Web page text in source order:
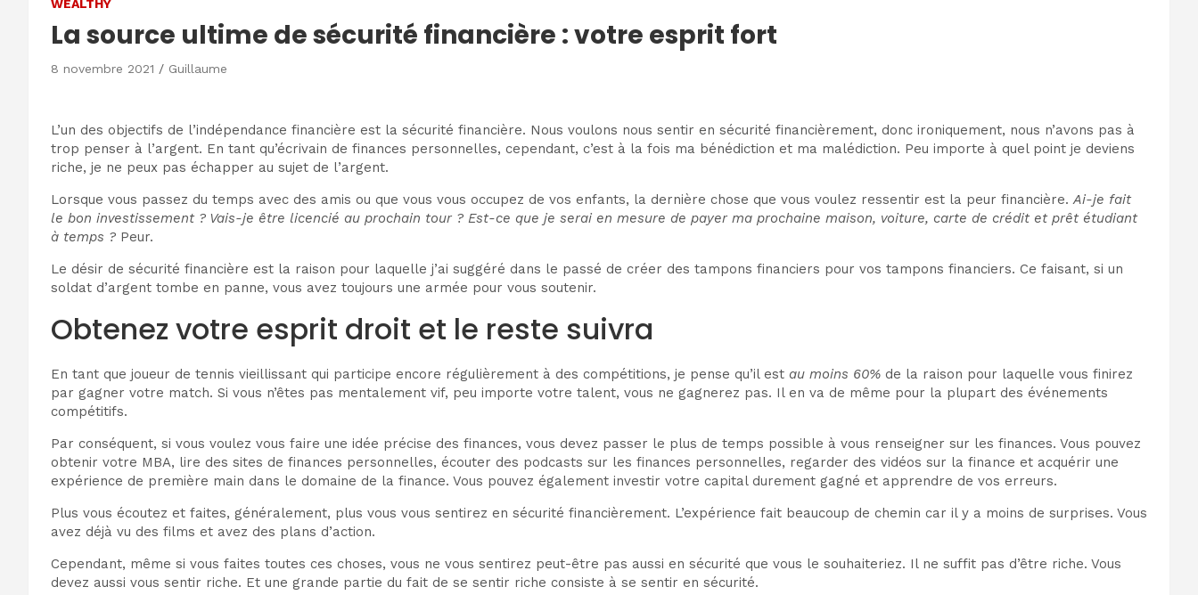
WEALTHY
La source ultime de sécurité financière : votre esprit fort
8 novembre 2021 Guillaume
L’un des objectifs de l’indépendance financière est la sécurité financière. Nous voulons nous sentir en sécurité financièrement, donc ironiquement, nous n’avons pas à
trop penser à l’argent. En tant qu’écrivain de finances personnelles, cependant, c’est à la fois ma bénédiction et ma malédiction. Peu importe à quel point je deviens
riche, je ne peux pas échapper au sujet de l’argent.
Lorsque vous passez du temps avec des amis ou que vous vous occupez de vos enfants, la dernière chose que vous voulez ressentir est la peur financière.Ai-je fait
le bon investissement ? Vais-je être licencié au prochain tour ? Est-ce que je serai en mesure de payer ma prochaine maison, voiture, carte de crédit et prêt étudiant
à temps ? Peur.
Le désir de sécurité financière est la raison pour laquelle j’ai suggéré dans le passé de créer des tampons financiers pour vos tampons financiers. Ce faisant, si un
soldat d’argent tombe en panne, vous avez toujours une armée pour vous soutenir.
Obtenez votre esprit droit et le reste suivra
En tant que joueur de tennis vieillissant qui participe encore régulièrement à des compétitions, je pense qu’il est au moins 60% de la raison pour laquelle vous finirez
par gagner votre match. Si vous n’êtes pas mentalement vif, peu importe votre talent, vous ne gagnerez pas. Il en va de même pour la plupart des événements
compétitifs.
Par conséquent, si vous voulez vous faire une idée précise des finances, vous devez passer le plus de temps possible à vous renseigner sur les finances. Vous pouvez
obtenir votre MBA, lire des sites de finances personnelles, écouter des podcasts sur les finances personnelles, regarder des vidéos sur la finance et acquérir une
expérience de première main dans le domaine de la finance. Vous pouvez également investir votre capital durement gagné et apprendre de vos erreurs.
Plus vous écoutez et faites, généralement, plus vous vous sentirez en sécurité financièrement. L’expérience fait beaucoup de chemin car il y a moins de surprises. Vous
avez déjà vu des films et avez des plans d’action.
Cependant, même si vous faites toutes ces choses, vous ne vous sentirez peut-être pas aussi en sécurité que vous le souhaiteriez. Il ne suffit pas d’être riche. Vous
devez aussi vous sentir riche. Et une grande partie du fait de se sentir riche consiste à se sentir en sécurité.